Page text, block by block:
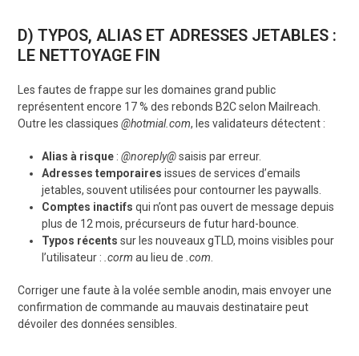
D) TYPOS, ALIAS ET ADRESSES JETABLES :
LE NETTOYAGE FIN
Les fautes de frappe sur les domaines grand public
représentent encore 17 % des rebonds B2C selon Mailreach.
Outre les classiques@hotmial.com, les validateurs détectent :
Alias à risque :@noreply@saisis par erreur.
Adresses temporaires issues de services d’emails
jetables, souvent utilisées pour contourner les paywalls.
Comptes inactifs qui n’ont pas ouvert de message depuis
plus de 12 mois, précurseurs de futur hard-bounce.
Typos récents sur les nouveaux gTLD, moins visibles pour
l’utilisateur : .corm au lieu de .com
Corriger une faute à la volée semble anodin, mais envoyer une
confirmation de commande au mauvais destinataire peut
dévoiler des données sensibles.